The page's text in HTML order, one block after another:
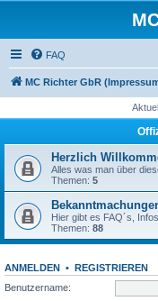
FAQ
MC Richter GbR
Herzlich
Alles was man über
Themen: 5
Hier gibt es FAQ´s,
Themen: 88
ANMELDEN • REGISTRIEREN
Benutzername: